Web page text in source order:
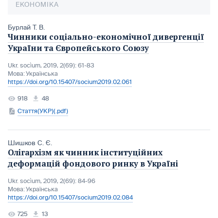
ЕКОНОМІКА
Бурлай Т. В.
Чинники соціально-економічної дивергенції
України та Європейського Союзу
Ukr. socìum, 2019, 2(69): 61-83
Мова:Українська
https://doi.org/10.15407/socium2019.02.061
918
48
Стаття(УКР)(.pdf)
Шишков С. Є.
Олігархізм як чинник інституційних
деформацій фондового ринку в Україні
Ukr. socìum, 2019, 2(69): 84-96
Мова:Українська
https://doi.org/10.15407/socium2019.02.084
725
13